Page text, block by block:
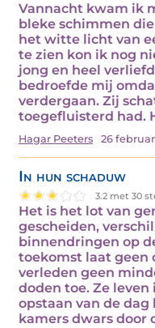
Vannacht kwam ik
bleke schimmen
het witte licht van
te zien kon ik nog
jong en heel
bedroefde mij
verdergaan. Zij
toegefluisterd had.
Hagar Peeters 26
In hun schaduw
3.2 met 30
Het is het lot van
gescheiden,
binnendringen op
toekomst laat geen
verleden geen
doden toe. Ze leven
opstaan van de
kamers dwars door